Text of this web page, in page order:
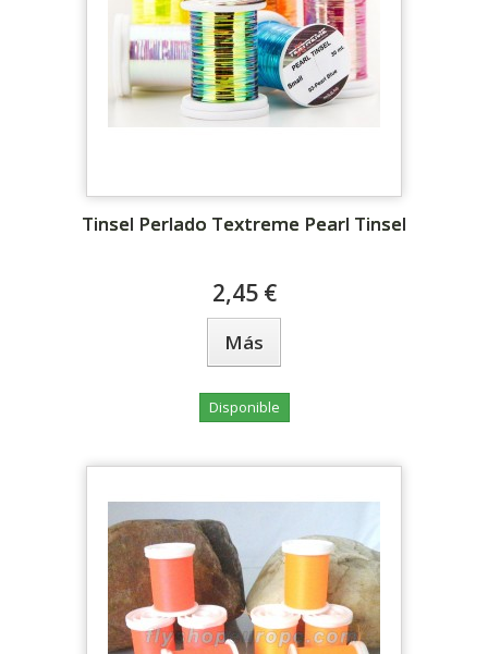
Tinsel Perlado Textreme Pearl Tinsel
2,45 €
Más
Disponible